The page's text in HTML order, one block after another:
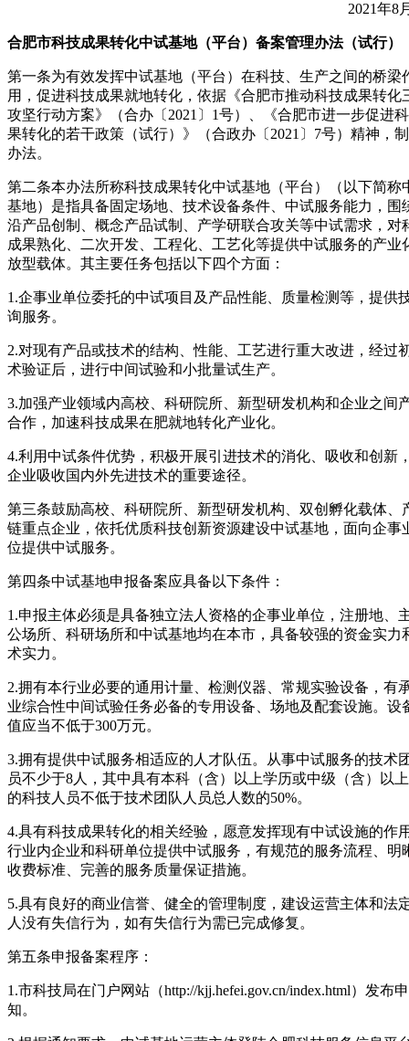
2021年8
合肥市科技成果转化中试基地（平台）备案管理办法（试行）
第一条为有效发挥中试基地（平台）在科技、生产之间的桥梁
用，促进科技成果就地转化，依据《合肥市推动科技成果转化
攻坚行动方案》（合办〔2021〕1号）、《合肥市进一步促进
果转化的若干政策（试行）》（合政办〔2021〕7号）精神，
办法。
第二条本办法所称科技成果转化中试基地（平台）（以下简称
基地）是指具备固定场地、技术设备条件、中试服务能力，围
沿产品创制、概念产品试制、产学研联合攻关等中试需求，对
成果熟化、二次开发、工程化、工艺化等提供中试服务的产业
放型载体。其主要任务包括以下四个方面：
1.企事业单位委托的中试项目及产品性能、质量检测等，提供
询服务。
2.对现有产品或技术的结构、性能、工艺进行重大改进，经过
术验证后，进行中间试验和小批量试生产。
3.加强产业领域内高校、科研院所、新型研发机构和企业之间
合作，加速科技成果在肥就地转化产业化。
4.利用中试条件优势，积极开展引进技术的消化、吸收和创新
企业吸收国内外先进技术的重要途径。
第三条鼓励高校、科研院所、新型研发机构、双创孵化载体、
链重点企业，依托优质科技创新资源建设中试基地，面向企事
位提供中试服务。
第四条中试基地申报备案应具备以下条件：
1.申报主体必须是具备独立法人资格的企事业单位，注册地、
公场所、科研场所和中试基地均在本市，具备较强的资金实力
术实力。
2.拥有本行业必要的通用计量、检测仪器、常规实验设备，有
业综合性中间试验任务必备的专用设备、场地及配套设施。设
值应当不低于300万元。
3.拥有提供中试服务相适应的人才队伍。从事中试服务的技术
员不少于8人，其中具有本科（含）以上学历或中级（含）以
的科技人员不低于技术团队人员总人数的50%。
4.具有科技成果转化的相关经验，愿意发挥现有中试设施的作
行业内企业和科研单位提供中试服务，有规范的服务流程、明
收费标准、完善的服务质量保证措施。
5.具有良好的商业信誉、健全的管理制度，建设运营主体和法
人没有失信行为，如有失信行为需已完成修复。
第五条申报备案程序：
1.市科技局在门户网站（http://kjj.hefei.gov.cn/index.html）发布
知。